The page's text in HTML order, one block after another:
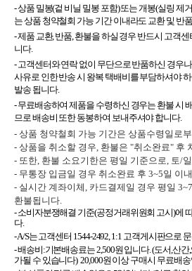
- 상품 밀봉(겉 비닐 밀봉 포함) 또는 개봉(실링 제
는 상품 청약철회 가능 기간 이내라도 교환 및 반
- 제품 교환, 반품, 환불을 하실 경우 반드시 고객
니다.
- 고객센터와 연락 없이 무단으로 반품하신 경우
사유로 인한 반송 시 왕복 택배비를 부담하셔야
발송 됩니다.
- 무료배송하여 제품을 수령하신 경우는 환불 시
므로 배송비 또한 동봉하여 보내주셔야 합니다.
- 상품 청약철회 가능 기간은 상품수령일로
- 상품을 취소할 경우, 환불은 "취소완료" 후
- 또한, 환불 소요기한은 평일 기준으로, 토/
- 무통장 입금일 경우 취소완료 후 3~5일 이
- 실시간 계좌이체, 카드결제일 경우 평일
환불됩니다.
- 소비자분쟁해결 기준(공정거래위원회 고시)에
다.
- A/S는 고객센터 1544-2492, 1:1 고객게시판으로
- 배송비:기본배송료는 2,500원 입니다. (도서,산
가될 수 있습니다) 20,000원 이상 구매시 무료배송